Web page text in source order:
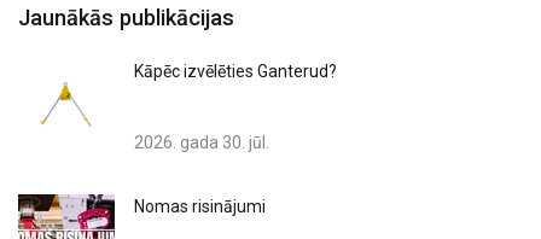
Jaunākās publikācijas
Kāpēc izvēlēties Ganterud?
2026. gada 30. jūl.
Nomas risinājumi